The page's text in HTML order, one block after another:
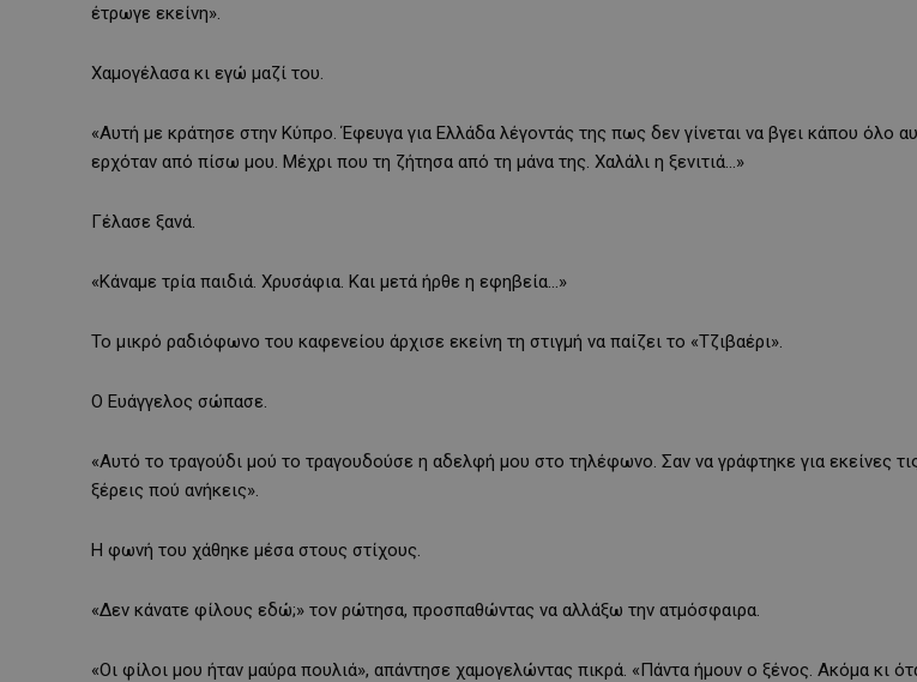
έτρωγε εκείνη».
Χαμογέλασα κι εγώ μαζί του.
«Αυτή με κράτησε στην Κύπρο. Έφευγα για Ελλάδα λέγοντάς της πως δεν γίνεται να βγει κάπου όλο
ερχόταν από πίσω μου. Μέχρι που τη ζήτησα από τη μάνα της. Χαλάλι η ξενιτιά…»
Γέλασε ξανά.
«Κάναμε τρία παιδιά. Χρυσάφια. Και μετά ήρθε η εφηβεία…»
Το μικρό ραδιόφωνο του καφενείου άρχισε εκείνη τη στιγμή να παίζει το «Τζιβαέρι».
Ο Ευάγγελος σώπασε.
«Αυτό το τραγούδι μού το τραγουδούσε η αδελφή μου στο τηλέφωνο. Σαν να γράφτηκε για εκείνες
ξέρεις πού ανήκεις».
Η φωνή του χάθηκε μέσα στους στίχους.
«Δεν κάνατε φίλους εδώ;» τον ρώτησα, προσπαθώντας να αλλάξω την ατμόσφαιρα.
«Οι φίλοι μου ήταν μαύρα πουλιά», απάντησε χαμογελώντας πικρά. «Πάντα ήμουν ο ξένος. Ακόμα κι